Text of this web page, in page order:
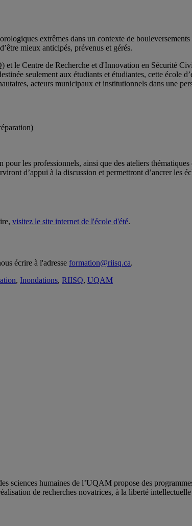
extrêmes dans un contexte de
mieux anticipés, prévenus et gérés.
le Centre de Recherche et d'Innovation en Sécurité
seulement aux étudiants et étudiantes, cette école
acteurs municipaux et institutionnels dans une
les professionnels, ainsi que des ateliers
d’appui à la discussion et permettront d’ancrer les
visitez le site internet de l'école d'été.
écrire à l'adresse formation@riisq.ca.
, Inondations, RIISQ, UQAM
sciences humaines de l’UQAM propose des
de recherches novatrices, à la liberté